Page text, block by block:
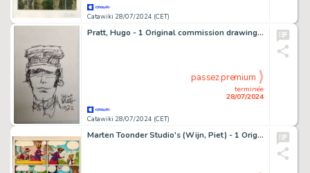
Catawiki 28/07/2024 (CET)
Pratt, Hugo - 1 Original commission drawing - Corto Maltese - 1972
Catawiki 28/07/2024 (CET)
terminée
28/07/2024
passez premium
Marten Toonder Studio's (Wijn, Piet) - 1 Original colour page - Puk en Poppedijn - De Twistappelboom - 1973